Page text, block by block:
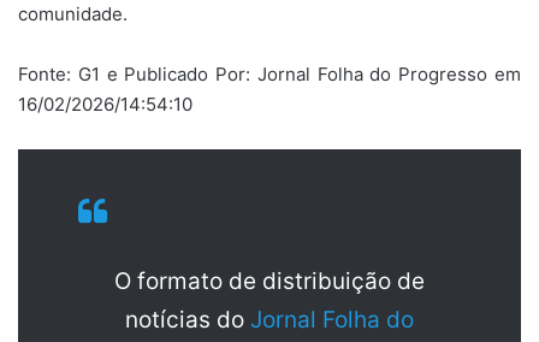
comunidade.
Fonte: G1 e Publicado Por: Jornal Folha do Progresso em
16/02/2026/14:54:10
O formato de distribuição de
notícias do Jornal Folha do